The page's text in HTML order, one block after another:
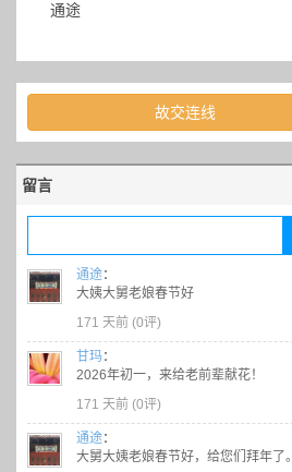
通途
故交连线
留言
通途：
大姨大舅老娘春节好
171 天前 (0评)
甘玛：
2026年初一，来给老前辈献花！
171 天前 (0评)
通途：
大舅大姨老娘春节好，给您们拜年了。